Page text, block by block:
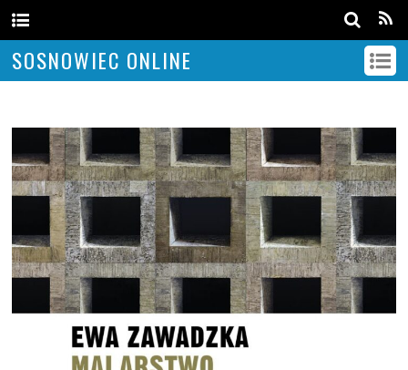
SOSNOWIEC ONLINE